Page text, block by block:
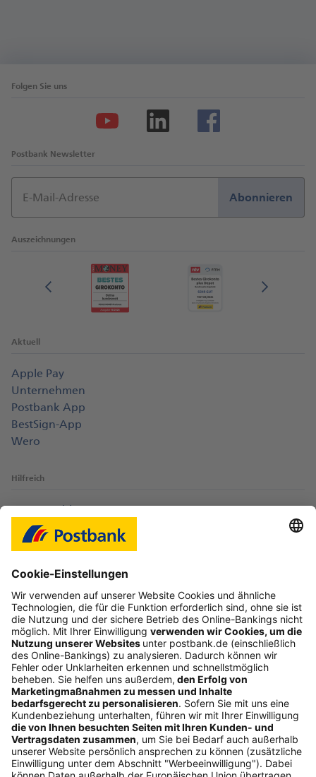
Folgen Sie uns
Postbank Newsletter
E-Mail-Adresse Abonnieren
Auszeichnungen
Aktuell
Apple Pay
Unternehmen
Postbank App
BestSign-App
Wero
Hilfreich
Login-Probleme
Karte sperren
Kontakt
myBHW
Interessant
Freundschaftswerbung
Schufa-Auskunft
Soziales Engagement
Nachhaltigkeit
ETF-Sparplanrechner
Beliebt